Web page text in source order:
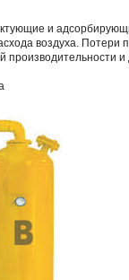
и
воздуха. Потери
производительности